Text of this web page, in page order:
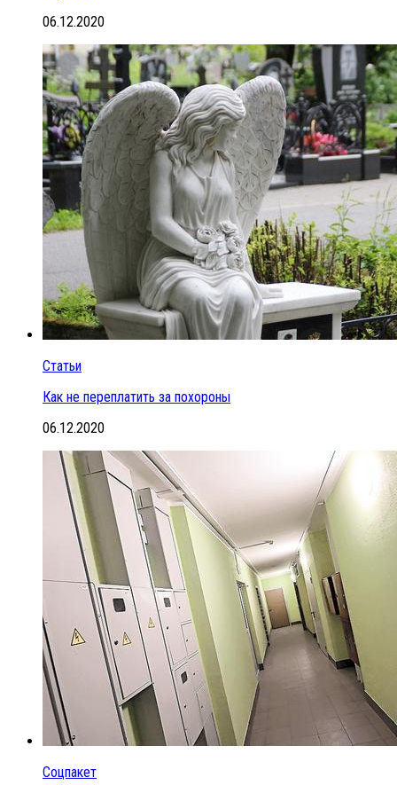
06.12.2020
Статьи
Как не переплатить за похороны
06.12.2020
Соцпакет